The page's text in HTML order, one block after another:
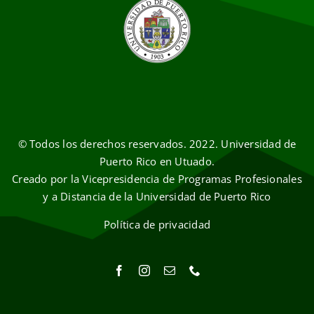
© Todos los derechos reservados. 2022. Universidad de
Puerto Rico en Utuado.
Creado por la Vicepresidencia de Programas Profesionales
y a Distancia de la Universidad de Puerto Rico
Política de privacidad